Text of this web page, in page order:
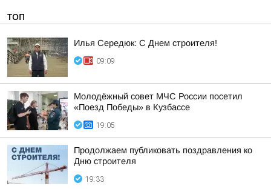
ТОП
Илья Середюк: С Днем строителя!
09:09
Молодёжный совет МЧС России посетил
«Поезд Победы» в Кузбассе
19:05
Продолжаем публиковать поздравления ко
Дню строителя
19:33